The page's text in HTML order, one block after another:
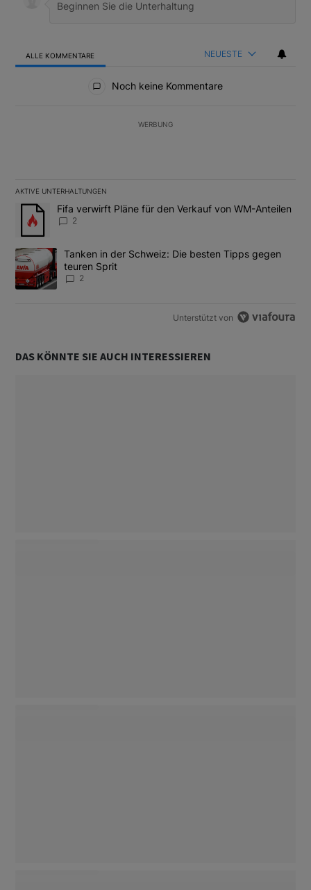
ALLE KOMMENTARE NEUESTE
Noch keine Kommentare
WERBUNG
AKTIVE UNTERHALTUNGEN
Das Folgende ist eine Liste der am meisten kommentierten
Ein Trendartikel mit dem Titel "Fifa verwirft Pläne für den
Fifa verwirft Pläne für den Verkauf von WM-Anteilen
2
Ein Trendartikel mit dem Titel "Tanken in der Schweiz: Die
Tanken in der Schweiz: Die besten Tipps gegen
teuren Sprit
2
Unterstützt von
DAS KÖNNTE SIE AUCH INTERESSIEREN